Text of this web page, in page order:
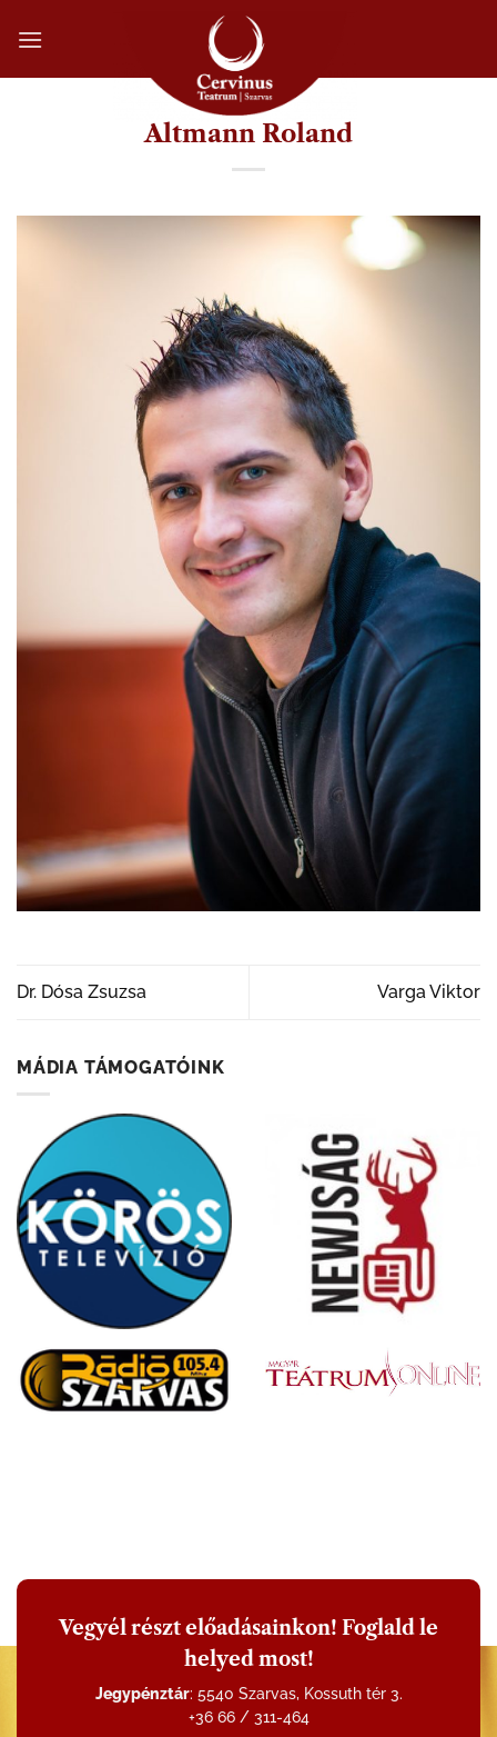
Altmann Roland
Dr. Dósa Zsuzsa Varga Viktor
MÁDIA TÁMOGATÓINK
Vegyél részt előadásainkon! Foglald le
helyed most!
Jegypénztár: 5540 Szarvas, Kossuth tér 3.
+36 66 / 311-464